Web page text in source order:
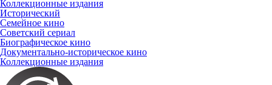
Коллекционные издания
Исторический
Семейное кино
Советский сериал
Биографическое кино
Документально-историческое кино
Коллекционные издания